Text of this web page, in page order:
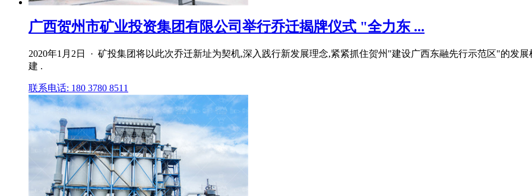
广西贺州市矿业投资集团有限公司举行乔迁揭牌仪式 "全力东 ...
2020年1月2日 · 矿投集团将以此次乔迁新址为契机,深入践行新发展理念,紧紧抓住贺州"建设广西东融先行示范区"的发
建 .
联系电话: 180 3780 8511